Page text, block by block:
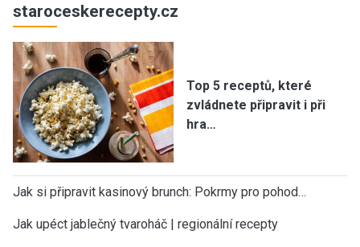
staroceskerecepty.cz
Top 5 receptů, které
zvládnete připravit i při
hra…
Jak si připravit kasinový brunch: Pokrmy pro pohod…
Jak upéct jablečný tvaroháč | regionální recepty